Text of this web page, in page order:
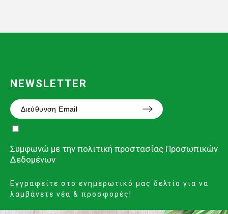
NEWSLETTER
Συμφωνώ με την πολιτική προστασίας Προσωπικών
Δεδομένων
Εγγραφείτε στο ενημερωτικό μας δελτίο για να
λαμβάνετε νέα & προσφορές!